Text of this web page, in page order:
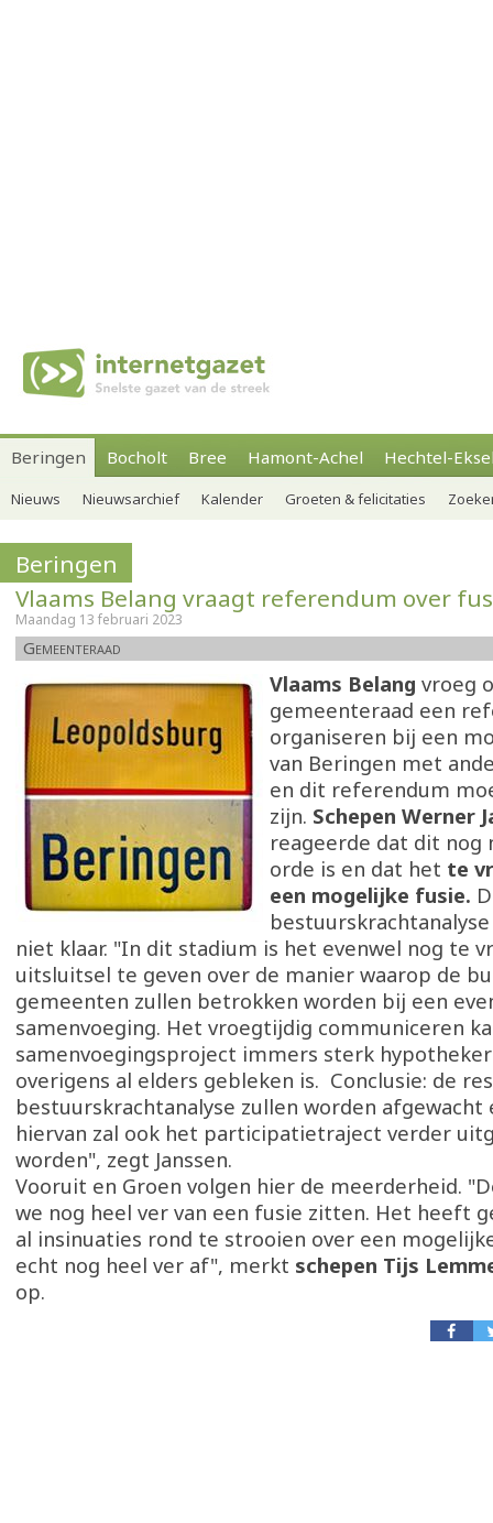
Beringen Bocholt Bree Hamont-Achel Hechtel-
Nieuws Nieuwsarchief Kalender Groeten & felicitaties
Beringen
Vlaams Belang vraagt referendum over
Maandag 13 februari 2023
Gemeenteraad
Vlaams Belang vroeg
gemeenteraad een
organiseren bij een
van Beringen met
en dit referendum
zijn. Schepen Werner
reageerde dat dit nog
orde is en dat het te
een mogelijke fusie.
niet klaar. "In dit stadium is het evenwel nog te
uitsluitsel te geven over de manier waarop de
gemeenten zullen betrokken worden bij een
samenvoeging. Het vroegtijdig communiceren
samenvoegingsproject immers sterk
overigens al elders gebleken is. Conclusie: de
bestuurskrachtanalyse zullen worden
hiervan zal ook het participatietraject verder
worden", zegt Janssen.
Vooruit en Groen volgen hier de meerderheid.
we nog heel ver van een fusie zitten. Het heeft
al insinuaties rond te strooien over een
echt nog heel ver af", merkt schepen Tijs
op.